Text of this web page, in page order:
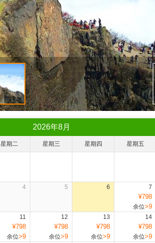
2026年8月
星期二 星期三 星期四 星期五
4 5 6 7
¥798
余位>9
11
¥798
余位>9
12
¥798
余位>9
13
¥798
余位>9
14
¥798
余位>9